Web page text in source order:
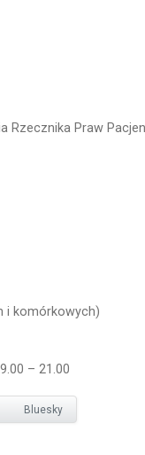
Rzecznika Praw
i komórkowych)
– 21.00
Bluesky